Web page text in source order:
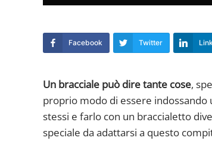
Facebook Twitter
Un bracciale può dire tante cose,
proprio modo di essere indossando
stessi e farlo con un braccialetto
speciale da adattarsi a questo